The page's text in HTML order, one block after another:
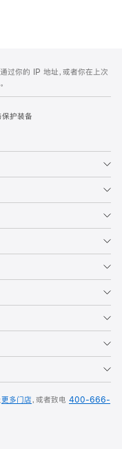
过你的 IP 地址，或者你在上次
保护装备
更多门店，或者致电 400-666-